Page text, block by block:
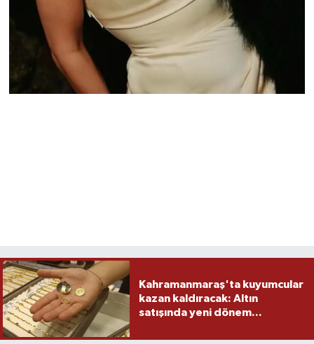
Kahramanmaraş'ta kuyumcular
kazan kaldıracak: Altın
satışında yeni dönem...